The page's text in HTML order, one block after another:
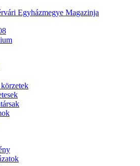
Egyházmegye Magazinja